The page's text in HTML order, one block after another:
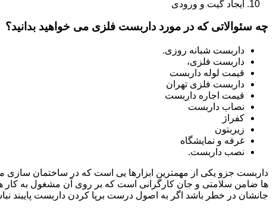
ایجاد گیت و ورودی
چه سئوالاتی که در مورد داربست فلزی می خواهید بدانید؟
داربست شبانه روزی.
داربست فلزی،
قیمت لوله داربست
داربست فلزی تهران
قیمت اجاره داربست
نصاب داربست
کفراژ
زیربتون
غرفه و نمایشگاه
نصب داربست.
داربست جزو یکی از مهمترین ابزارها یی است که در ساختمان سازی
ها ضامن سلامتی و جان کارگرانی است که بر روی آن مشغول به کار
جانشان در خطر باشد اگر به اصول درست برپا کردن داربست پایبند